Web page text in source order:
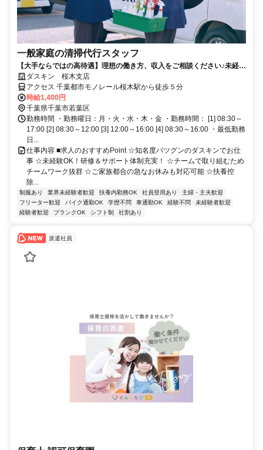
一般家庭の清掃代行スタッフ
【大手ならではの高待遇】理想の働き方、収入をご相談ください♪未経験
歓迎！ダスキン 桜木支店
アクセス 千葉都市モノレール桜木駅から徒歩５分
時給1,400円
千葉県千葉市若葉区
勤務時間 ・勤務曜日：月・火・水・木・金 ・勤務時間： [1] 08:30～
17:00 [2] 08:30～12:00 [3] 12:00～16:00 [4] 08:30～16:00 ・最低勤務
日...
仕事内容 ■求人のおすすめPoint ☆知名度バツグンのダスキンでお仕
事 ☆未経験OK！研修＆サポート体制充実！ ☆チームで取り組むため
チームワーク抜群 ☆ご家族都合の急なお休みも対応可能 ☆扶養控
除...
制服あり 業界未経験者歓迎 扶養内勤務OK 社員登用あり
主婦・主夫歓迎
フリーター歓迎
バイク通勤OK 学歴不問 車通勤OK 経験不問
未経験者歓迎
経験者歓迎
ブランクOK シフト制 社割あり
派遣社員